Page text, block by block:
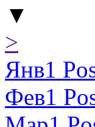
▼
>
Янв1
Фев1